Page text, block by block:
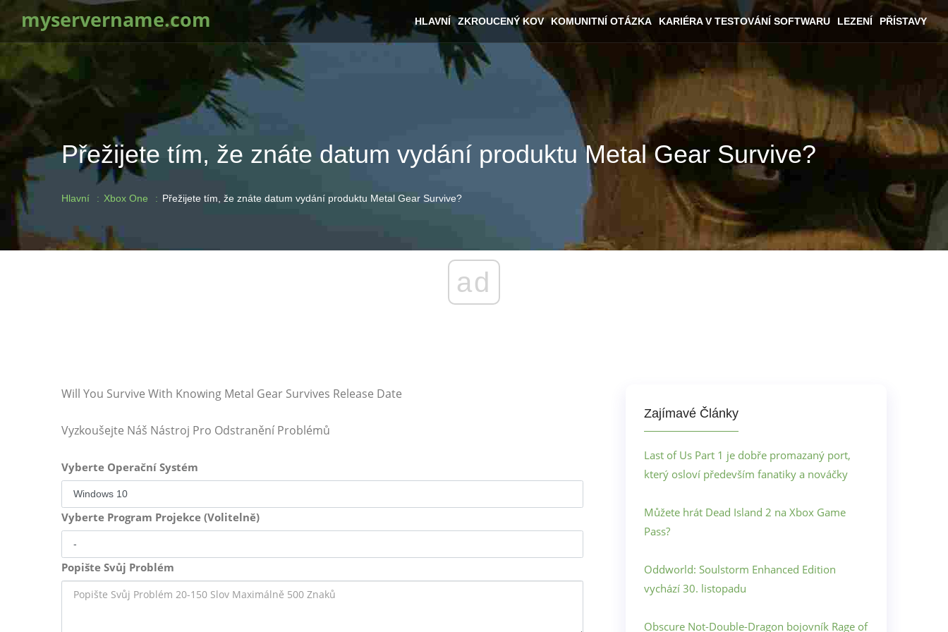
myservername.com HLAVNÍ ZKROUCENÝ KOV KOMUNITNÍ OTÁZKA KARIÉRA V TESTOVÁNÍ SOFTWARU LEZENÍ PŘÍSTAVY
Přežijete tím, že znáte datum vydání produktu Metal Gear Survive?
Hlavní Xbox One Přežijete tím, že znáte datum vydání produktu Metal Gear Survive?
ad
Will You Survive With Knowing Metal Gear Survives Release Date
Vyzkoušejte Náš Nástroj Pro Odstranění Problémů
Vyberte Operační Systém
Vyberte Program Projekce (Volitelně)
Popište Svůj Problém
Zajímavé Články
Last of Us Part 1 je dobře promazaný port,
který osloví především fanatiky a nováčky
Můžete hrát Dead Island 2 na Xbox Game
Pass?
Oddworld: Soulstorm Enhanced Edition
vychází 30. listopadu
Obscure Not-Double-Dragon bojovník Rage of